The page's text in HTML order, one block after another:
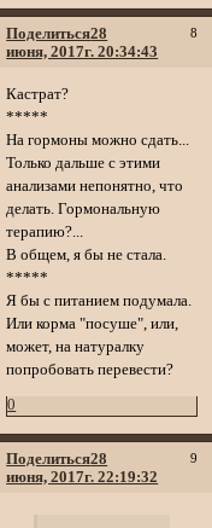
Поделиться 8
28
июня, 2017г. 20:34:43
Кастрат?
*****
На гормоны можно сдать...
Только дальше с этими
анализами непонятно, что
делать. Гормональную
терапию?...
В общем, я бы не стала.
*****
Я бы с питанием подумала.
Или корма "посуше", или,
может, на натуралку
попробовать перевести?
0
Поделиться 9
28
июня, 2017г. 22:19:32